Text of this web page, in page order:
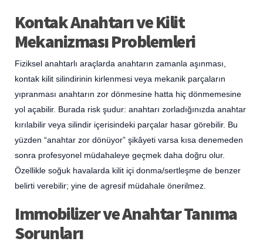
Kontak Anahtarı ve Kilit
Mekanizması Problemleri
Fiziksel anahtarlı araçlarda anahtarın zamanla aşınması,
kontak kilit silindirinin kirlenmesi veya mekanik parçaların
yıpranması anahtarın zor dönmesine hatta hiç dönmemesine
yol açabilir. Burada risk şudur: anahtarı zorladığınızda anahtar
kırılabilir veya silindir içerisindeki parçalar hasar görebilir. Bu
yüzden “anahtar zor dönüyor” şikâyeti varsa kısa denemeden
sonra profesyonel müdahaleye geçmek daha doğru olur.
Özellikle soğuk havalarda kilit içi donma/sertleşme de benzer
belirti verebilir; yine de agresif müdahale önerilmez.
Immobilizer ve Anahtar Tanıma
Sorunları